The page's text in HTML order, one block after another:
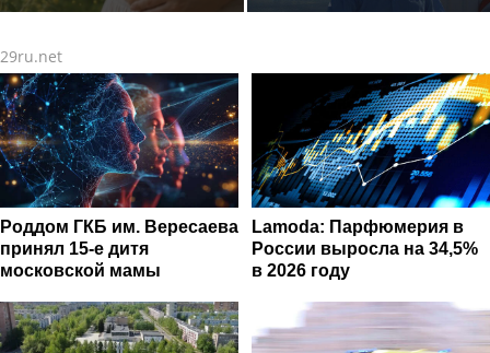
может влиять на ЖКТ
Удерживающий сейчас )
Малышева ( роман
опубликован в 2016 г. )
29ru.net
Роддом ГКБ им. Вересаева
принял 15-е дитя
московской мамы
Lamoda: Парфюмерия в
России выросла на 34,5%
в 2026 году